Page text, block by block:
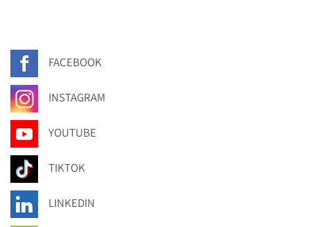
FACEBOOK
INSTAGRAM
YOUTUBE
TIKTOK
LINKEDIN